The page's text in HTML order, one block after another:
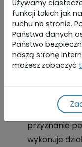
Używamy
funkcji takich jak
ruchu na stronie.
Państwa danych
Państwo
naszą stronę
możesz zobaczyć
przyznanie
zamieszkania
przyznanie
wykonuje